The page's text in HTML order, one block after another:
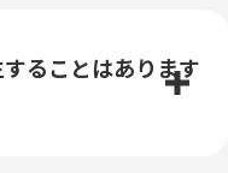
ることはあります